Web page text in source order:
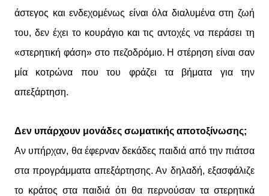
άστεγος και ενδεχομένως είναι όλα διαλυμένα στη ζωή
του, δεν έχει το κουράγιο και τις αντοχές να περάσει τη
«στερητική φάση» στο πεζοδρόμιο. Η στέρηση είναι σαν
μία κοτρώνα που του φράζει τα βήματα για την
απεξάρτηση.
Δεν υπάρχουν μονάδες σωματικής αποτοξίνωσης;
Αν υπήρχαν, θα έφερναν δεκάδες παιδιά από την πιάτσα
στα προγράμματα απεξάρτησης. Αν δηλαδή, εξασφάλιζε
το κράτος στα παιδιά ότι θα περνούσαν τα στερητικά